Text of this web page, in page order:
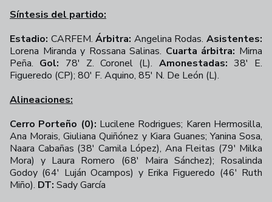
Síntesis del partido:
Estadio: CARFEM.Árbitra: Angelina Rodas.Asistentes:
Lorena Miranda y Rossana Salinas. Cuarta árbitra: Mirna
Peña. Gol: 78' Z. Coronel (L). Amonestadas: 38' E.
Figueredo (CP); 80' F. Aquino, 85' N. De León (L).
Alineaciones:
Cerro Porteño (0): Lucilene Rodrigues; Karen Hermosilla,
Ana Morais, Giuliana Quiñónez y Kiara Guanes; Yanina Sosa,
Naara Cabañas (38' Camila López), Ana Fleitas (79' Milka
Mora) y Laura Romero (68' Maira Sánchez); Rosalinda
Godoy (64' Luján Ocampos) y Erika Figueredo (46' Ruth
Miño). DT: Sady García